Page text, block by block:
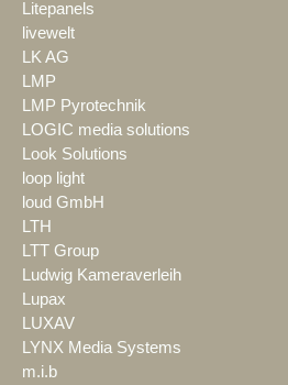
Litepanels
livewelt
LK AG
LMP
LMP Pyrotechnik
LOGIC media solutions
Look Solutions
loop light
loud GmbH
LTH
LTT Group
Ludwig Kameraverleih
Lupax
LUXAV
LYNX Media Systems
m.i.b